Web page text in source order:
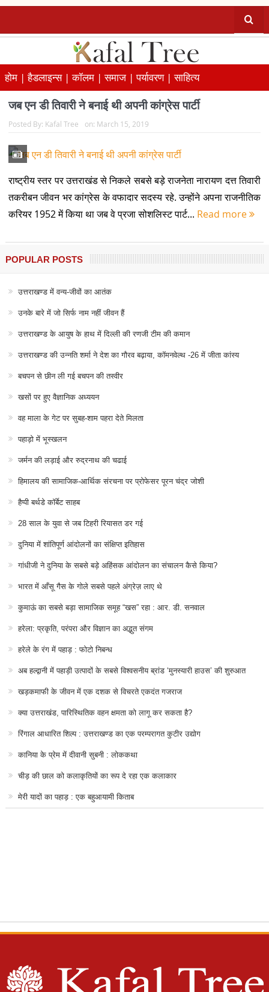
होम |हैडलाइन्स |कॉलम |समाज |पर्यावरण |साहित्य
जब एन डी तिवारी ने बनाई थी अपनी कांग्रेस पार्टी
Posted By: Kafal Tree on: March 15, 2019
राष्ट्रीय स्तर पर उत्तराखंड से निकले सबसे बड़े राजनेता नारायण दत्त तिवारी
तकरीबन जीवन भर कांग्रेस के वफादार सदस्य रहे. उन्होंने अपना राजनीतिक
करियर 1952 में किया था जब वे प्रजा सोशलिस्ट पार्ट... Read more
POPULAR POSTS
उत्तराखण्ड में वन्य-जीवों का आतंक
उनके बारे में जो सिर्फ नाम नहीं जीवन हैं
उत्तराखण्ड के आयुष के हाथ में दिल्ली की रणजी टीम की कमान
उत्तराखण्ड की उन्नति शर्मा ने देश का गौरव बढ़ाया, कॉमनवेल्थ -26 में जीता कांस्य
बचपन से छीन ली गई बचपन की तस्वीर
खसों पर हुए वैज्ञानिक अध्ययन
वह माला के गेट पर सुबह-शाम पहरा देते मिलता
पहाड़ो में भूस्खलन
जर्मन की लड़ाई और रुद्रनाथ की चढाई
हिमालय की सामाजिक-आर्थिक संरचना पर प्रोफेसर पूरन चंद्र जोशी
हैप्पी बर्थडे कॉर्बेट साहब
28 साल के युवा से जब टिहरी रियासत डर गई
दुनिया में शांतिपूर्ण आंदोलनों का संक्षिप्त इतिहास
गांधीजी ने दुनिया के सबसे बड़े अहिंसक आंदोलन का संचालन कैसे किया?
भारत में आँसू गैस के गोले सबसे पहले अंग्रेज़ लाए थे
कुमाऊं का सबसे बड़ा सामाजिक समूह “खस” रहा : आर. डी. सनवाल
हरेला: प्रकृति, परंपरा और विज्ञान का अद्भुत संगम
हरेले के रंग में पहाड़ : फोटो निबन्ध
अब हल्द्वानी में पहाड़ी उत्पादों के सबसे विश्वसनीय ब्रांड ‘मुनस्यारी हाउस’ की शुरुआत
खड़कमाफी के जीवन में एक दशक से विचरते एकदंत गजराज
क्या उत्तराखंड, पारिस्थितिक वहन क्षमता को लागू कर सकता है?
रिंगाल आधारित शिल्प : उत्तराखण्ड का एक परम्परागत कुटीर उद्योग
कानिया के प्रेम में दीवानी सुबनी : लोककथा
चीड़ की छाल को कलाकृतियों का रूप दे रहा एक कलाकार
मेरी यादों का पहाड़ : एक बहुआयामी किताब